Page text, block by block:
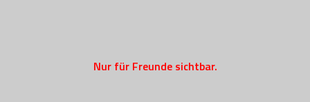
Nur für Freunde sichtbar.